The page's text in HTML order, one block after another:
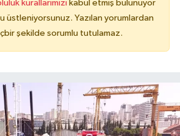
kurallarımızı kabul etmiş bulunuyor
üstleniyorsunuz. Yazılan yorumlardan
şekilde sorumlu tutulamaz.